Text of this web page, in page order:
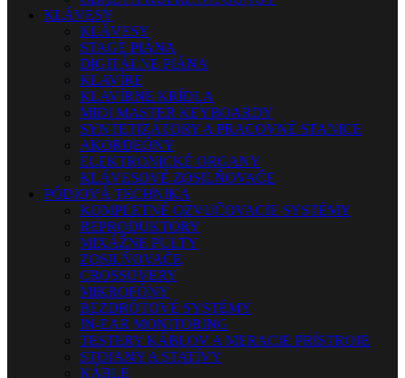
KLÁVESY
KLÁVESY
STAGE PIÁNA
DIGITÁLNE PIÁNA
KLAVÍRE
KLAVÍRNE KRÍDLA
MIDI MASTER KEYBOARDY
SYNTETIZÁTORY A PRACOVNÉ STANICE
AKORDEÓNY
ELEKTRONICKÉ ORGANY
KLÁVESOVÉ ZOSILŇOVAČE
PÓDIOVÁ TECHNIKA
KOMPLETNÉ OZVUČOVACIE SYSTÉMY
REPRODUKTORY
MIXÁŽNE PULTY
ZOSILŇOVAČE
CROSSOVERY
MIKROFÓNY
BEZDRÔTOVÉ SYSTÉMY
IN-EAR MONITORING
TESTERY KÁBLOV A MERACIE PRÍSTROJE
STOJANY A STATÍVY
KÁBLE